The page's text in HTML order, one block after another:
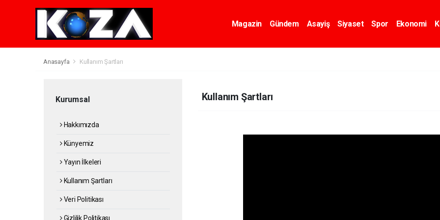
Magazin Gündem Asayiş Siyaset Spor Ekonomi
Anasayfa Kullanım Şartları
Kurumsal
Hakkımızda
Künyemiz
Yayın İlkeleri
Kullanım Şartları
Veri Politikası
Gizlilik Politikası
Kullanım Şartları